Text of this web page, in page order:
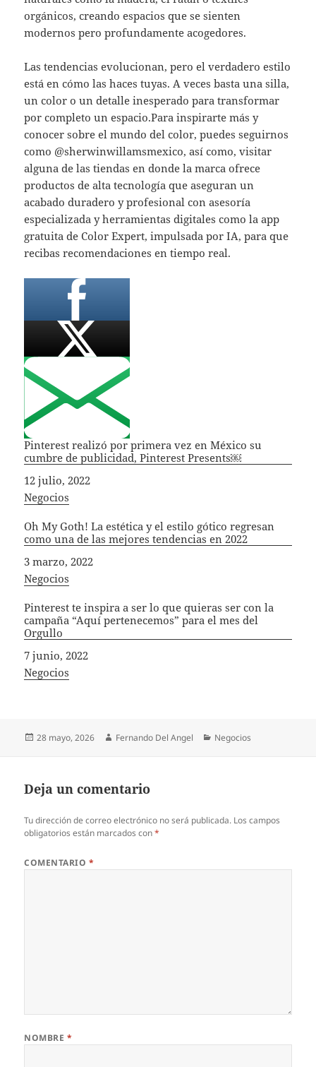
orgánicos, creando espacios que se sienten
modernos pero profundamente acogedores.
Las tendencias evolucionan, pero el verdadero estilo
está en cómo las haces tuyas. A veces basta una silla,
un color o un detalle inesperado para transformar
por completo un espacio.Para inspirarte más y
conocer sobre el mundo del color, puedes seguirnos
como @sherwinwillamsmexico, así como, visitar
alguna de las tiendas en donde la marca ofrece
productos de alta tecnología que aseguran un
acabado duradero y profesional con asesoría
especializada y herramientas digitales como la app
gratuita de Color Expert, impulsada por IA, para que
recibas recomendaciones en tiempo real.
Pinterest realizó por primera vez en México su
cumbre de publicidad, Pinterest Presents￼
Fecha
12 julio, 2022
In relation to
Negocios
Oh My Goth! La estética y el estilo gótico regresan
como una de las mejores tendencias en 2022
Fecha
3 marzo, 2022
In relation to
Negocios
Pinterest te inspira a ser lo que quieras ser con la
campaña “Aquí pertenecemos” para el mes del
Orgullo
Fecha
7 junio, 2022
In relation to
Negocios
Publicado
28 mayo, 2026 Autor
Fernando Del Angel Categorías
Negocios
Deja un comentario
Tu dirección de correo electrónico no será publicada. Los campos
obligatorios están marcados con*
COMENTARIO *
NOMBRE *